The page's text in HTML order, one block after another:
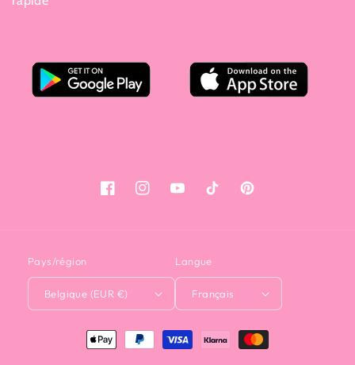
FacebookInstagramYouTubeTikTok Pinterest
Pays/région
Belgique (EUR €)
Langue
Français
Moyens
de